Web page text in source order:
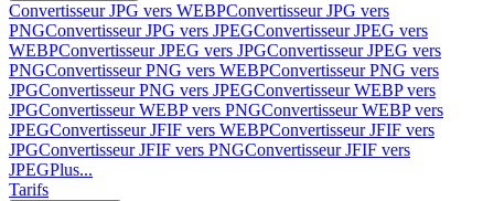
Convertisseur JPG vers WEBPConvertisseur JPG vers
PNGConvertisseur JPG vers JPEGConvertisseur JPEG vers
WEBPConvertisseur JPEG vers JPGConvertisseur JPEG vers
PNGConvertisseur PNG vers WEBPConvertisseur PNG vers
JPGConvertisseur PNG vers JPEGConvertisseur WEBP vers
JPGConvertisseur WEBP vers PNGConvertisseur WEBP vers
JPEGConvertisseur JFIF vers WEBPConvertisseur JFIF vers
JPGConvertisseur JFIF vers PNGConvertisseur JFIF vers
JPEGPlus...
Tarifs